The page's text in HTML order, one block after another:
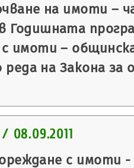
на имоти –
Годишната
с имоти –
реда на Закона
/ 08.09.2011
с имоти